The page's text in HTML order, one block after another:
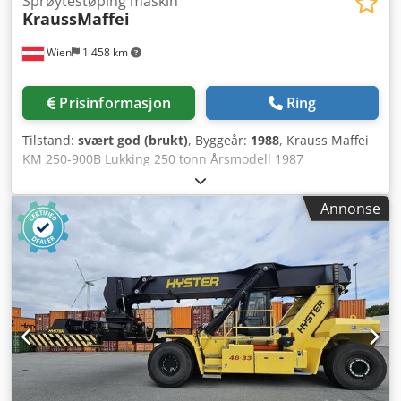
Wien 1 458 km
KraussMaffei
Prisinformasjon Ring
Tilstand: svært god (brukt), Byggeår: 1988, Krauss Maffei
KM 250-900B Lukking 250 tonn Årsmodell 1987
Sprøytevekt: 470 g Søyleavstand: 63x56 Dkedpfx Amofp U
Hvobor
Annonse